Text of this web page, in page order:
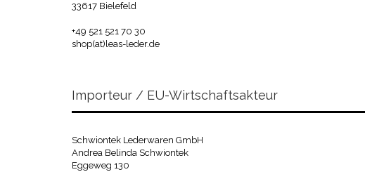
33617 Bielefeld
+49 521 521 70 30
shop(at)leas-leder.de
Importeur / EU-Wirtschaftsakteur
Schwiontek Lederwaren GmbH
Andrea Belinda Schwiontek
Eggeweg 130